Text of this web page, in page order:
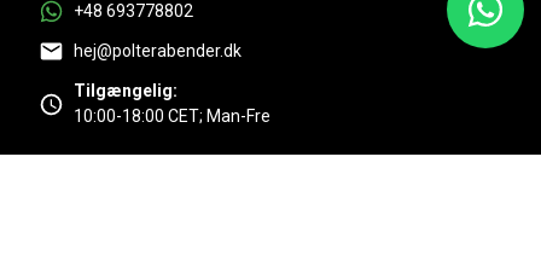
+48 693778802
hej@polterabender.dk
Tilgængelig:
10:00-18:00 CET; Man-Fre